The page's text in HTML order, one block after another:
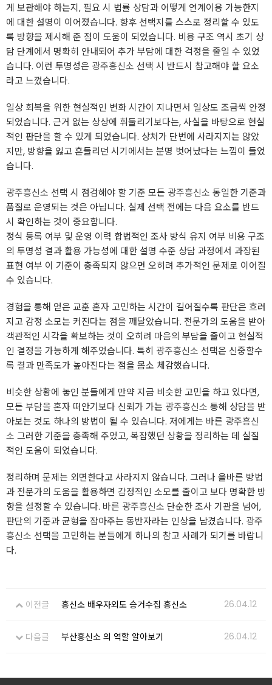
게 보관해야 하는지, 필요 시 법률 상담과 어떻게 연계이용 가능한지
에 대한 설명이 이어졌습니다. 향후 선택지를 스스로 정리할 수 있도
록 방향을 제시해 준 점이 도움이 되었습니다. 비용 구조 역시 초기 상
담 단계에서 명확히 안내되어 추가 부담에 대한 걱정을 줄일 수 있었
습니다. 이런 투명성은 광주흥신소 선택 시 반드시 참고해야 할 요소
라고 느꼈습니다.
일상 회복을 위한 현실적인 변화 시간이 지나면서 일상도 조금씩 안정
되었습니다. 근거 없는 상상에 휘둘리기보다는, 사실을 바탕으로 현실
적인 판단을 할 수 있게 되었습니다. 상처가 단번에 사라지지는 않았
지만, 방향을 잃고 흔들리던 시기에서는 분명 벗어났다는 느낌이 들었
습니다.
광주흥신소 선택 시 점검해야 할 기준 모든 광주흥신소 동일한 기준과
품질로 운영되는 것은 아닙니다. 실제 선택 전에는 다음 요소를 반드
시 확인하는 것이 중요합니다.
정식 등록 여부 및 운영 이력 합법적인 조사 방식 유지 여부 비용 구조
의 투명성 결과 활용 가능성에 대한 설명 수준 상담 과정에서 과장된
표현 여부 이 기준이 충족되지 않으면 오히려 추가적인 문제로 이어질
수 있습니다.
경험을 통해 얻은 교훈 혼자 고민하는 시간이 길어질수록 판단은 흐려
지고 감정 소모는 커진다는 점을 깨달았습니다. 전문가의 도움을 받아
객관적인 시각을 확보하는 것이 오히려 마음의 부담을 줄이고 현실적
인 결정을 가능하게 해주었습니다. 특히 광주흥신소 선택은 신중할수
록 결과 만족도가 높아진다는 점을 몸소 체감했습니다.
비슷한 상황에 놓인 분들에게 만약 지금 비슷한 고민을 하고 있다면,
모든 부담을 혼자 떠안기보다 신뢰가 가는 광주흥신소 통해 상담을 받
아보는 것도 하나의 방법이 될 수 있습니다. 저에게는 바른 광주흥신
소 그러한 기준을 충족해 주었고, 복잡했던 상황을 정리하는 데 실질
적인 도움이 되었습니다.
정리하며 문제는 외면한다고 사라지지 않습니다. 그러나 올바른 방법
과 전문가의 도움을 활용하면 감정적인 소모를 줄이고 보다 명확한 방
향을 설정할 수 있습니다. 바른 광주흥신소 단순한 조사 기관을 넘어,
판단의 기준과 균형을 잡아주는 동반자라는 인상을 남겼습니다. 광주
흥신소 선택을 고민하는 분들에게 하나의 참고 사례가 되기를 바랍니
다.
이전글 흥신소 배우자외도 승거수집 흥신소 26.04.12
다음글 부산흥신소 의 역할 알아보기 26.04.12